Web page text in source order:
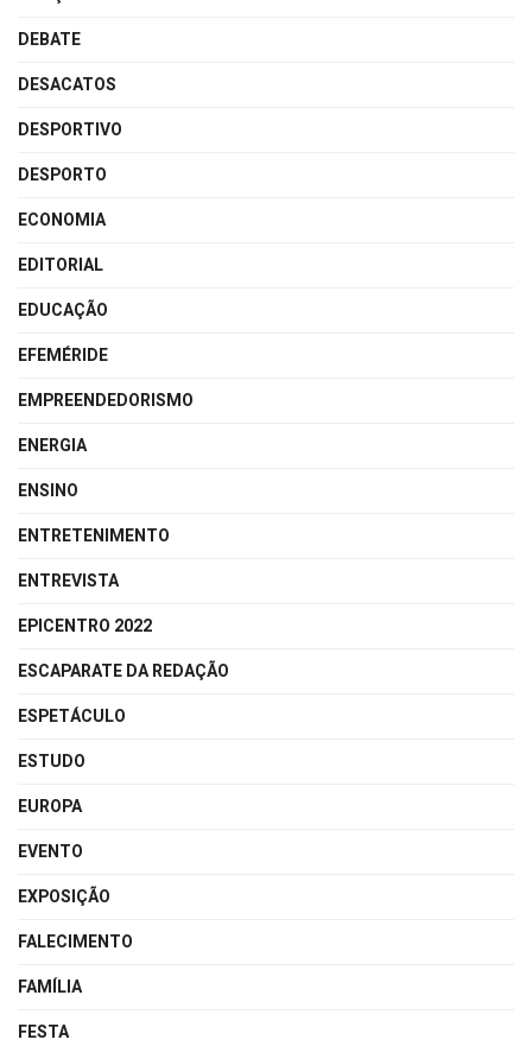
DEBATE
DESACATOS
DESPORTIVO
DESPORTO
ECONOMIA
EDITORIAL
EDUCAÇÃO
EFEMÉRIDE
EMPREENDEDORISMO
ENERGIA
ENSINO
ENTRETENIMENTO
ENTREVISTA
EPICENTRO 2022
ESCAPARATE DA REDAÇÃO
ESPETÁCULO
ESTUDO
EUROPA
EVENTO
EXPOSIÇÃO
FALECIMENTO
FAMÍLIA
FESTA